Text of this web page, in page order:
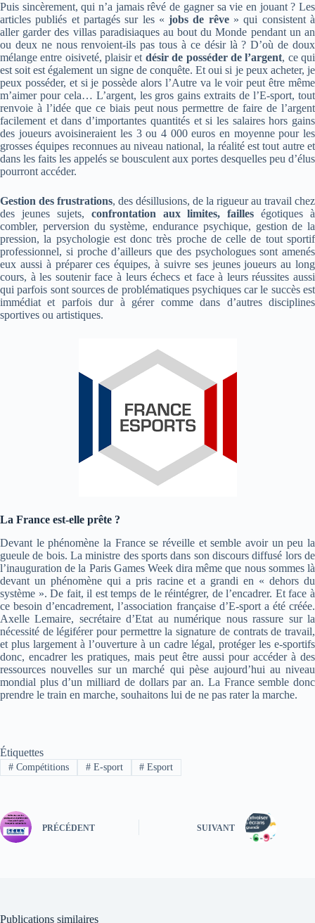
Puis sincèrement, qui n’a jamais rêvé de gagner sa vie en jouant ? Les
articles publiés et partagés sur les «jobs de rêve» qui consistent à
aller garder des villas paradisiaques au bout du Monde pendant un an
ou deux ne nous renvoient-ils pas tous à ce désir là ? D’où de doux
mélange entre oisiveté, plaisir et désir de posséder de l’argent, ce qui
est soit est également un signe de conquête. Et oui si je peux acheter, je
peux posséder, et si je possède alors l’Autre va le voir peut être même
m’aimer pour cela… L’argent, les gros gains extraits de l’E-sport, tout
renvoie à l’idée que ce biais peut nous permettre de faire de l’argent
facilement et dans d’importantes quantités et si les salaires hors gains
des joueurs avoisineraient les 3 ou 4 000 euros en moyenne pour les
grosses équipes reconnues au niveau national, la réalité est tout autre et
dans les faits les appelés se bousculent aux portes desquelles peu d’élus
pourront accéder.
Gestion des frustrations, des désillusions, de la rigueur au travail chez
des jeunes sujets, confrontation aux limites, failleségotiques à
combler, perversion du système, endurance psychique, gestion de la
pression, la psychologie est donc très proche de celle de tout sportif
professionnel, si proche d’ailleurs que des psychologues sont amenés
eux aussi à préparer ces équipes, à suivre ses jeunes joueurs au long
cours, à les soutenir face à leurs échecs et face à leurs réussites aussi
qui parfois sont sources de problématiques psychiques car le succès est
immédiat et parfois dur à gérer comme dans d’autres disciplines
sportives ou artistiques.
La France est-elle prête ?
Devant le phénomène la France se réveille et semble avoir un peu la
gueule de bois. La ministre des sports dans son discours diffusé lors de
l’inauguration de la Paris Games Week dira même que nous sommes là
devant un phénomène qui a pris racine et a grandi en « dehors du
système ». De fait, il est temps de le réintégrer, de l’encadrer. Et face à
ce besoin d’encadrement, l’association française d’E-sport a été créée.
Axelle Lemaire, secrétaire d’Etat au numérique nous rassure sur la
nécessité de légiférer pour permettre la signature de contrats de travail,
et plus largement à l’ouverture à un cadre légal, protéger les e-sportifs
donc, encadrer les pratiques, mais peut être aussi pour accéder à des
ressources nouvelles sur un marché qui pèse aujourd’hui au niveau
mondial plus d’un milliard de dollars par an. La France semble donc
prendre le train en marche, souhaitons lui de ne pas rater la marche.
Étiquettes
#Compétitions #E-sport # Esport
PRÉCÉDENT SUIVANT
Publications similaires